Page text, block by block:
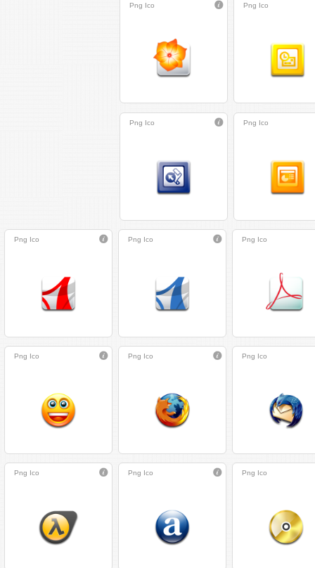
Png Ico Png Ico
Png Ico Png Ico
Png Ico Png Ico Png Ico
Png Ico Png Ico Png Ico
Png Ico Png Ico Png Ico